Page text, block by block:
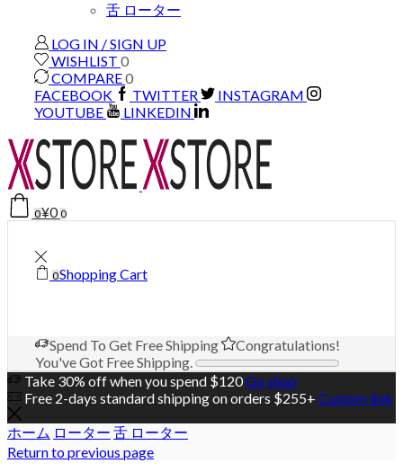
舌 ローター
LOG IN / SIGN UP
WISHLIST 0
COMPARE0
FACEBOOK
TWITTER
INSTAGRAM
YOUTUBE
LINKEDIN
0¥0 0
0Shopping Cart
Spend To Get Free Shipping
Congratulations!
You've Got Free Shipping.
Take 30% off when you spend $120Go shop
Free 2-days standard shipping on orders $255+ Custom link
ホーム ローター 舌 ローター
Return to previous page